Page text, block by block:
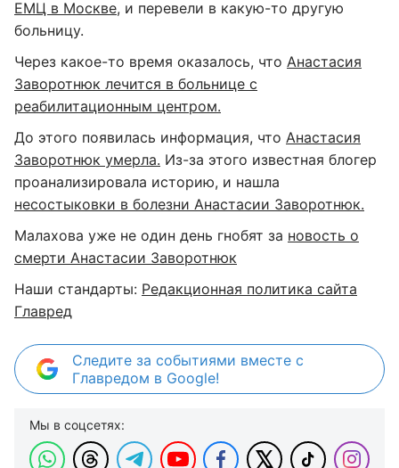
ЕМЦ в Москве, и перевели в какую-то другую
больницу.
Через какое-то время оказалось, что Анастасия
Заворотнюк лечится в больнице с
реабилитационным центром.
До этого появилась информация, что Анастасия
Заворотнюк умерла. Из-за этого известная блогер
проанализировала историю, и нашла
несостыковки в болезни Анастасии Заворотнюк.
Малахова уже не один день гнобят за новость о
смерти Анастасии Заворотнюк
Наши стандарты: Редакционная политика сайта
Главред
Следите за событиями вместе с
Главредом в Google!
Мы в соцсетях: